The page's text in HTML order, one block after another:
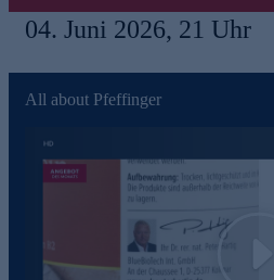
04. Juni 2026, 21 Uhr
All about Pfeffinger